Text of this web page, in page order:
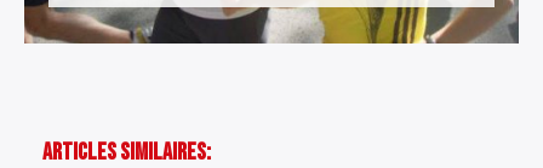
Articles Similaires: